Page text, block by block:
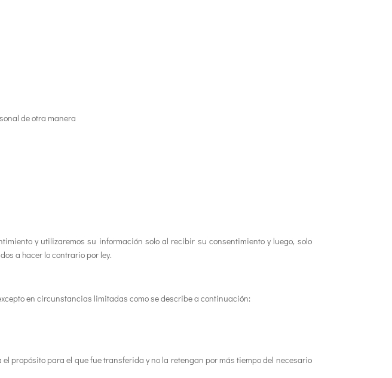
de otra manera
y utilizaremos su información solo al recibir su consentimiento y luego, solo
a hacer lo contrario por ley.
en circunstancias limitadas como se describe a continuación:
propósito para el que fue transferida y no la retengan por más tiempo del necesario